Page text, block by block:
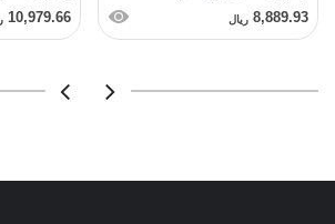
8,889.93 ريال 10,979.66